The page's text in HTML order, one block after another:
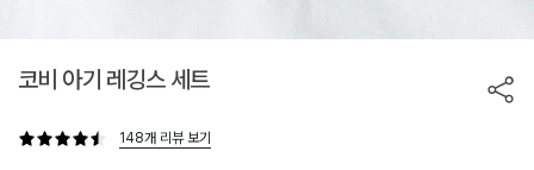
코비 아기 레깅스 세트
148개 리뷰 보기